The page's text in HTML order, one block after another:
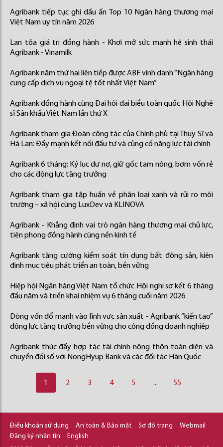
Agribank tiếp tục ghi dấu ấn Top 10 Ngân hàng thương mại
Việt Nam uy tín năm 2026
Lan tỏa giá trị đồng hành - Khơi mở sức mạnh hệ sinh thái
Agribank - Vinamilk
Agribank năm thứ hai liên tiếp được ABF vinh danh “Ngân hàng
cung cấp dịch vụ ngoại tệ tốt nhất Việt Nam”
Agribank đồng hành cùng Đại hội đại biểu toàn quốc Hội Nghệ
sĩ Sân khấu Việt Nam lần thứ X
Agribank tham gia Đoàn công tác của Chính phủ tại Thụy Sĩ và
Hà Lan: Đẩy mạnh kết nối đầu tư và củng cố năng lực tài chính
Agribank 6 tháng: Kỷ lục dư nợ, giữ gốc tam nông, bơm vốn rẻ
cho các động lực tăng trưởng
Agribank tham gia tập huấn về phân loại xanh và rủi ro môi
trường – xã hội cùng LuxDev và KLINOVA
Agribank - Khẳng định vai trò ngân hàng thương mại chủ lực,
tiên phong đồng hành cùng nền kinh tế
Agribank tăng cường kiểm soát tín dụng bất động sản, kiên
định mục tiêu phát triển an toàn, bền vững
Hiệp hội Ngân hàng Việt Nam tổ chức Hội nghị sơ kết 6 tháng
đầu năm và triển khai nhiệm vụ 6 tháng cuối năm 2026
Dòng vốn đổ mạnh vào lĩnh vực sản xuất - Agribank “kiến tạo”
động lực tăng trưởng bền vững cho cộng đồng doanh nghiệp
Agribank thúc đẩy hợp tác tài chính nông thôn toàn diện và
chuyển đổi số với NongHyup Bank và các đối tác Hàn Quốc
1 2 3 4 5 ... 55
Điều khoản sử dụng An toàn & Bảo mật Sơ đồ trang
Webmail
Đăng ký nhận tin
English